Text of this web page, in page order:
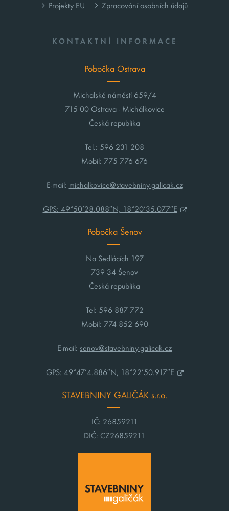
Projekty EU
Zpracování osobních údajů
KONTAKTNÍ INFORMACE
Pobočka Ostrava
Michalské náměstí 659/4
715 00 Ostrava - Michálkovice
Česká republika
Tel.: 596 231 208
Mobil: 775 776 676
E-mail: michalkovice@stavebniny-galicak.cz
GPS: 49°50’28.088″N, 18°20’35.077″E
Pobočka Šenov
Na Sedlácích 197
739 34 Šenov
Česká republika
Tel: 596 887 772
Mobil: 774 852 690
E-mail: senov@stavebniny-galicak.cz
GPS: 49°47’4.886″N, 18°22’50.917″E
STAVEBNINY GALIČÁK s.r.o.
IČ: 26859211
DIČ: CZ26859211